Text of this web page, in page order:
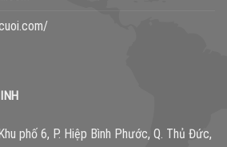
phố 6, P. Hiệp Bình Phước, Q. Thủ Đức,